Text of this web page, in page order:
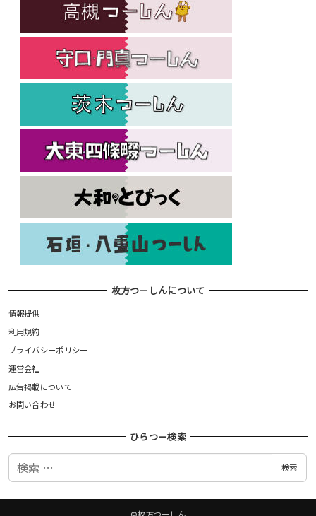
枚方つーしんについて
情報提供
利用規約
プライバシーポリシー
運営会社
広告掲載について
お問い合わせ
ひらつー検索
検
検索